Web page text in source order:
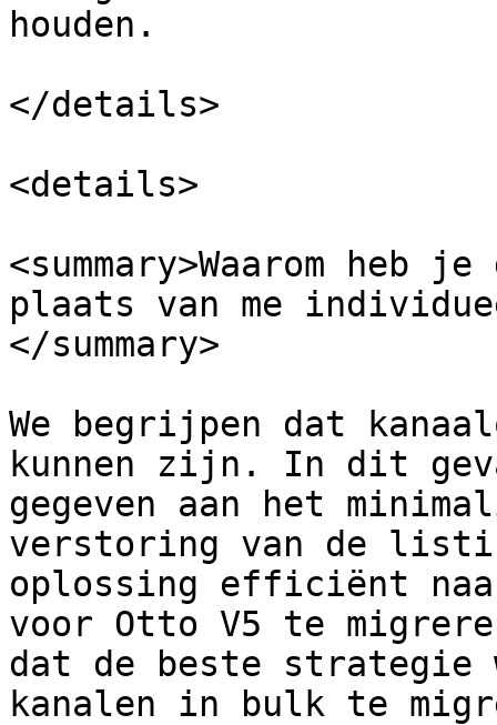
houden.
</details>
<details>
<summary>Waarom
plaats van me
</summary>
We begrijpen dat
kunnen zijn. In dit
gegeven aan het
verstoring van de
oplossing efficiënt
voor Otto V5 te
dat de beste strategie
kanalen in bulk te